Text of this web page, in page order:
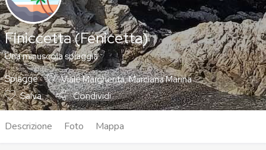
Finiccetta (Fenicetta)
Una minuscola spiaggia
Spiagge
Viale Margherita, Marciana Marina
Salva
Condividi
Descrizione Foto Mappa